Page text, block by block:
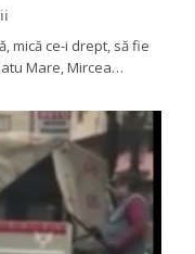
mică ce-i drept, să fie
Mare, Mircea…